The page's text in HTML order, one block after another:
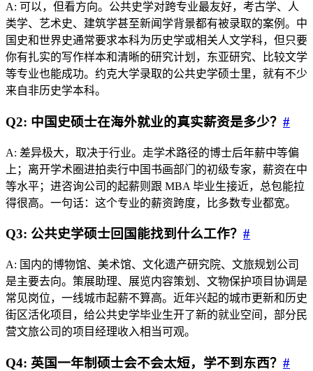
A: 可以，但看方向。公共史学对跨专业最友好，考古学、人
类学、艺术史、建筑学甚至新闻学背景都有被录取的案例。中
国史和世界史通常要求本科为历史学或相关人文学科，但只要
你有扎实的写作样本和清晰的研究计划，东亚研究、比较文学
等专业也能成功。约克大学录取的公共史学硕士里，就有不少
来自非历史学本科。
Q2: 中国史硕士在海外就业的真实薪资是多少？ #
A: 差异极大，取决于行业。走学术路径的博士后年薪中等偏
上；离开学术圈进拍卖行中国书画部门的初级专家，薪资在中
等水平；进咨询公司的起薪则跟 MBA 毕业生接近，总包能拉
得很高。一句话：这个专业的薪资跨度，比多数专业都宽。
Q3: 公共史学硕士回国能找到什么工作？ #
A: 国内的博物馆、美术馆、文化遗产研究院、文旅规划公司
是主要去向。策展助理、展览内容策划、文物保护项目协调是
常见岗位，一线城市起薪不算高。近年兴起的城市更新和历史
街区活化项目，给公共史学毕业生开了新的就业空间，部分民
营文旅公司的项目经理收入相当可观。
Q4: 英国一年制硕士会不会太短，学不到东西？ #